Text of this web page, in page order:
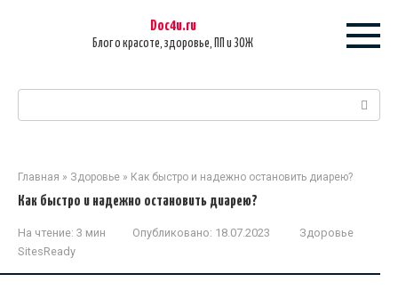
Doc4u.ru
Блог о красоте, здоровье, ПП и ЗОЖ
Главная » Здоровье » Как быстро и надежно остановить диарею?
Как быстро и надежно остановить диарею?
На чтение: 3 мин Опубликовано: 18.07.2023
Здоровье
SitesReady